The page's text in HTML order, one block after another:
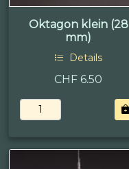
Oktagon klein (28
mm)
Details
CHF 6.50